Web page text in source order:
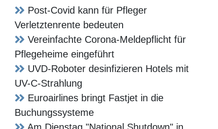
Mehr zum Thema
Post-Covid kann für Pfleger
Verletztenrente bedeuten
Vereinfachte Corona-Meldepflicht für
Pflegeheime eingeführt
UVD-Roboter desinfizieren Hotels mit
UV-C-Strahlung
Euroairlines bringt Fastjet in die